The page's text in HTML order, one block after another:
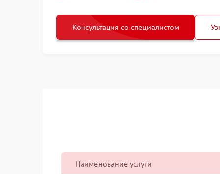
Консультация со специалистом
Наименование услуги